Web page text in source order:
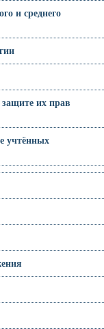
и среднего
их прав
учтённых